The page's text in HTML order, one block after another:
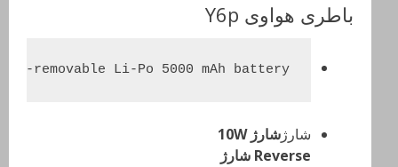
باطری هواوی Y6p
Non-removable Li-Po 5000 mAh battery
شارژشارژ 10W
Reverse شارژ